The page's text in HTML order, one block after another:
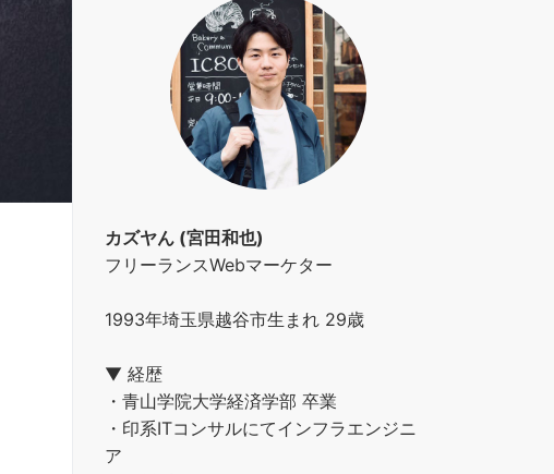
カズヤん (宮田和也)
フリーランスWebマーケター
1993年埼玉県越谷市生まれ 29歳
▼ 経歴
・青山学院大学経済学部 卒業
・印系ITコンサルにてインフラエンジニ
ア